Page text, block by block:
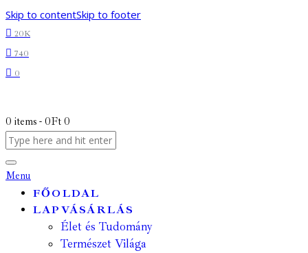
Skip to contentSkip to footer
20K
740
0
0 items - 0Ft 0
Menu
FŐOLDAL
LAPVÁSÁRLÁS
Élet és Tudomány
Természet Világa